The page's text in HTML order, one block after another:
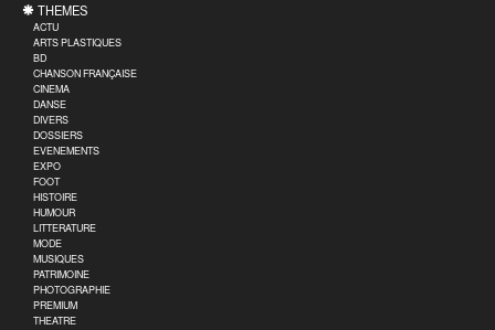
THEMES
ACTU
ARTS PLASTIQUES
BD
CHANSON FRANÇAISE
CINEMA
DANSE
DIVERS
DOSSIERS
EVENEMENTS
EXPO
FOOT
HISTOIRE
HUMOUR
LITTERATURE
MODE
MUSIQUES
PATRIMOINE
PHOTOGRAPHIE
PREMIUM
THEATRE